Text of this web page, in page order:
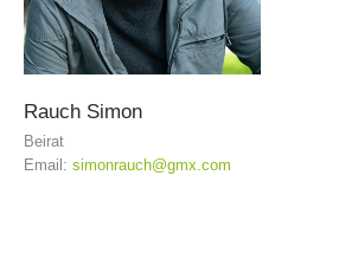
Formation
ACTIVITÉ
Rauch Simon
Beirat
Email: simonrauch@gmx.com